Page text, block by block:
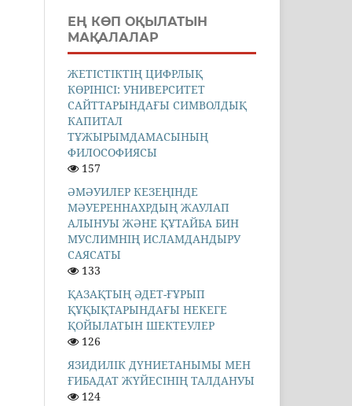
ЕҢ КӨП ОҚЫЛАТЫН
МАҚАЛАЛАР
ЖЕТІСТІКТІҢ ЦИФРЛЫҚ
КӨРІНІСІ: УНИВЕРСИТЕТ
САЙТТАРЫНДАҒЫ СИМВОЛДЫҚ
КАПИТАЛ
ТҰЖЫРЫМДАМАСЫНЫҢ
ФИЛОСОФИЯСЫ
157
ӘМӘУИЛЕР КЕЗЕҢІНДЕ
МӘУЕРЕННАХРДЫҢ ЖАУЛАП
АЛЫНУЫ ЖӘНЕ ҚҰТАЙБА БИН
МУСЛИМНІҢ ИСЛАМДАНДЫРУ
САЯСАТЫ
133
ҚАЗАҚТЫҢ ӘДЕТ-ҒҰРЫП
ҚҰҚЫҚТАРЫНДАҒЫ НЕКЕГЕ
ҚОЙЫЛАТЫН ШЕКТЕУЛЕР
126
ЯЗИДИЛІК ДҮНИЕТАНЫМЫ МЕН
ҒИБАДАТ ЖҮЙЕСІНІҢ ТАЛДАНУЫ
124